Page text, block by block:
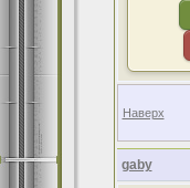
Наверх
gaby